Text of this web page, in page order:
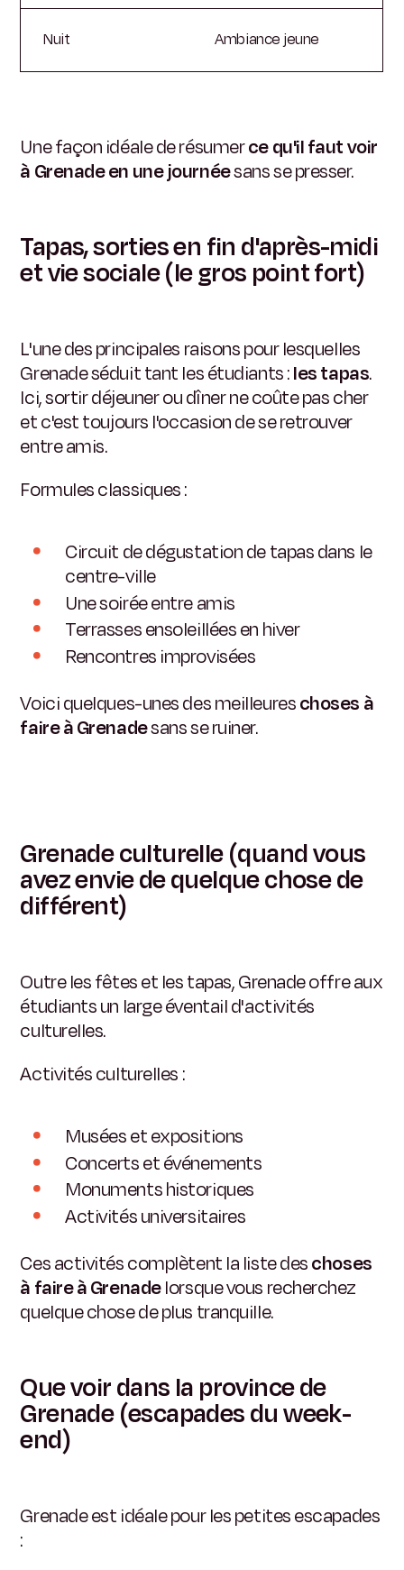
Nuit Ambiance jeune
Une façon idéale de résumerce qu'il faut voir
à Grenade en une journéesans se presser.
Tapas, sorties en fin d'après-midi
et vie sociale (le gros point fort)
L'une des principales raisons pour lesquelles
Grenade séduit tant les étudiants :les tapas.
Ici, sortir déjeuner ou dîner ne coûte pas cher
et c'est toujours l'occasion de se retrouver
entre amis.
Formules classiques :
Circuit de dégustation de tapas dans le
centre-ville
Une soirée entre amis
Terrasses ensoleillées en hiver
Rencontres improvisées
Voici quelques-unes des meilleureschoses à
faire à Grenadesans se ruiner.
Grenade culturelle (quand vous
avez envie de quelque chose de
différent)
Outre les fêtes et les tapas, Grenade offre aux
étudiants un large éventail d'activités
culturelles.
Activités culturelles :
Musées et expositions
Concerts et événements
Monuments historiques
Activités universitaires
Ces activités complètent la liste deschoses
à faire à Grenadelorsque vous recherchez
quelque chose de plus tranquille.
Que voir dans la province de
Grenade (escapades du week-
end)
Grenade est idéale pour les petites escapades
: